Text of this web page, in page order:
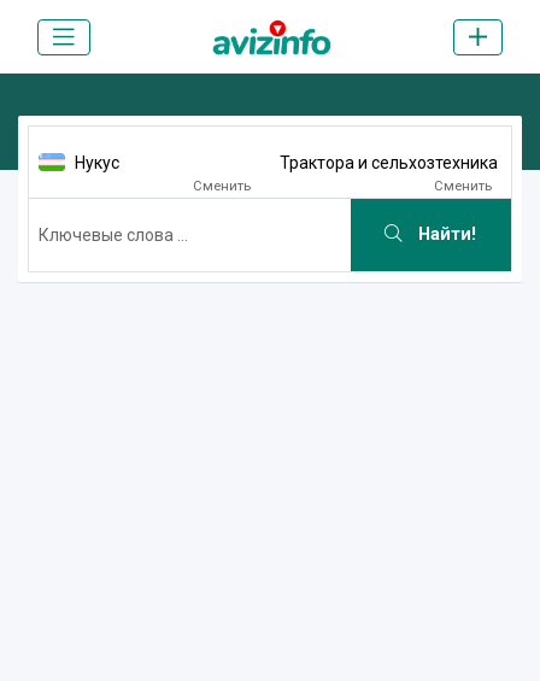
Нукус
Сменить
Трактора и сельхозтехника
Сменить
Найти!